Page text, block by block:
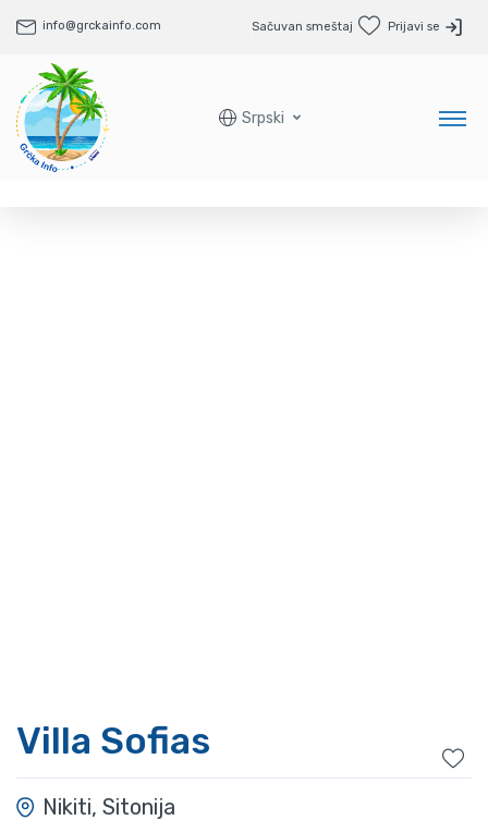
info@grckainfo.com Sačuvan smeštaj Prijavi se
Srpski
Villa Sofias
Nikiti, Sitonija